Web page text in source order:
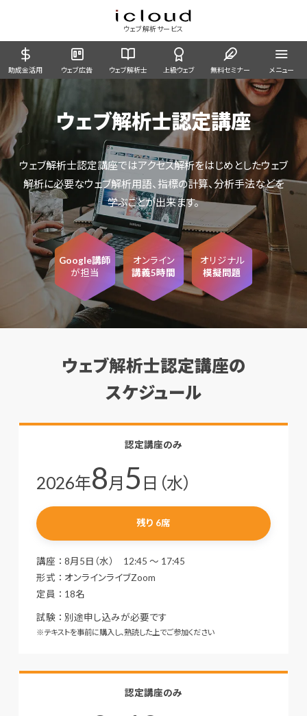
ウェブ解析サービス
助成金活用 ウェブ広告 ウェブ解析士 上級ウェブ 無料セミナー メニュー
ウェブ解析士認定講座
ウェブ解析士認定講座ではアクセス解析をはじめとしたウェブ
解析に必要なウェブ解析用語、指標の計算、分析手法などを
学ぶことが出来ます。
Google講師
が担当
オンライン
講義5時間
オリジナル
模擬問題
ウェブ解析士認定講座の
スケジュール
認定講座のみ
2026年8月 5 日（水）
残り 6席
講座 ： 8月5日（水） 12:45 ～ 17:45
形式 ： オンラインライブZoom
定員 ： 18名
試験 ： 別途申し込みが必要です
※テキストを事前に購入し、熟読した上でご参加ください
認定講座のみ